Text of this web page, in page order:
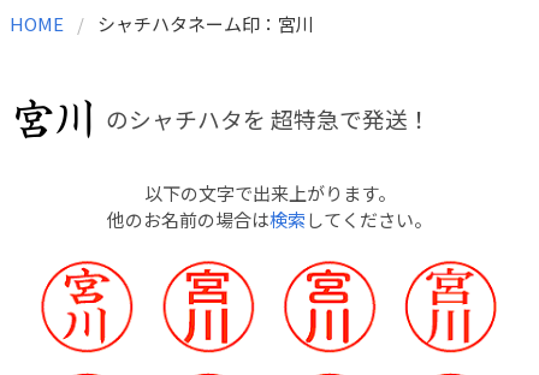
HOME シャチハタネーム印：宮川
のシャチハタを 超特急で発送！
以下の文字で出来上がります。
他のお名前の場合は検索してください。